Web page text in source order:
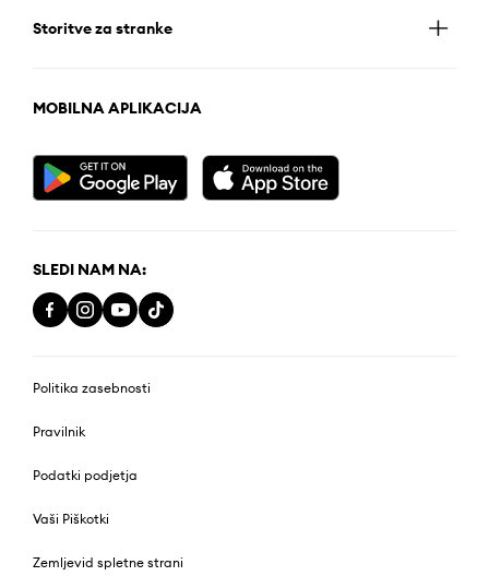
Storitve za stranke
MOBILNA APLIKACIJA
SLEDI NAM NA:
Politika zasebnosti
Pravilnik
Podatki podjetja
Vaši Piškotki
Zemljevid spletne strani